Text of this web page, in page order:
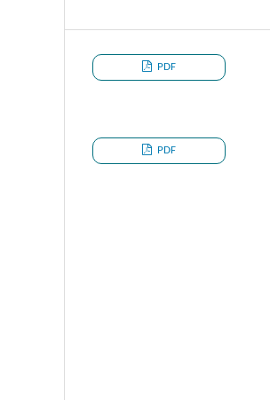
PDF
PDF